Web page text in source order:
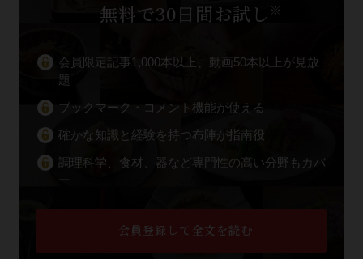
無料で30日間お試し ※
会員限定記事1,000本以上、動画50本以上が見放
題
ブックマーク・コメント機能が使える
確かな知識と経験を持つ布陣が指南役
調理科学、食材、器など専門性の高い分野もカバ
ー
会員登録して全文を読む